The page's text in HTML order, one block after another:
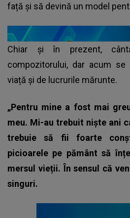
față și să devină un model
Chiar și în prezent,
compozitorului, dar acum
viață și de lucrurile mărunte.
„Pentru mine a fost mai
meu. Mi-au trebuit niște ani
trebuie să fii foarte
picioarele pe pământ să
mersul vieții. În sensul că
singuri.